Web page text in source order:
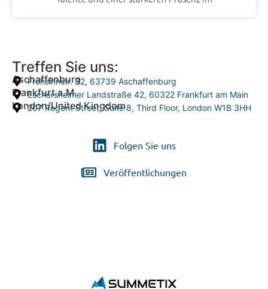
Treffen Sie uns:
Aschaffenburg
Frohsinnstr. 32, 63739 Aschaffenburg
Frankfurt a.M.
Eschersheimer Landstraße 42, 60322 Frankfurt am Main
London/United Kingdom
207 Regent Street, Suite 8, Third Floor, London W1B 3HH
Folgen Sie uns
Veröffentlichungen